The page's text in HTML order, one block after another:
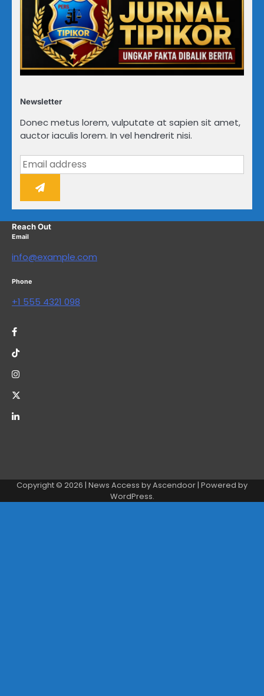
Newsletter
Donec metus lorem, vulputate at sapien sit amet,
auctor iaculis lorem. In vel hendrerit nisi.
Reach Out
Email
info@example.com
Phone
+1 555 4321 098
Copyright © 2026 | News Access byAscendoor| Powered by
WordPress.